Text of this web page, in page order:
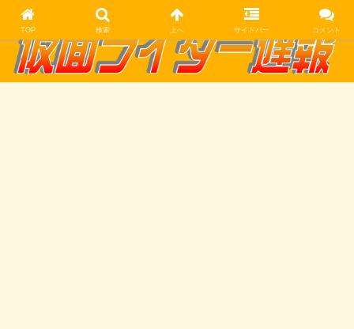
TOP 検索 上へ サイドバー コメント